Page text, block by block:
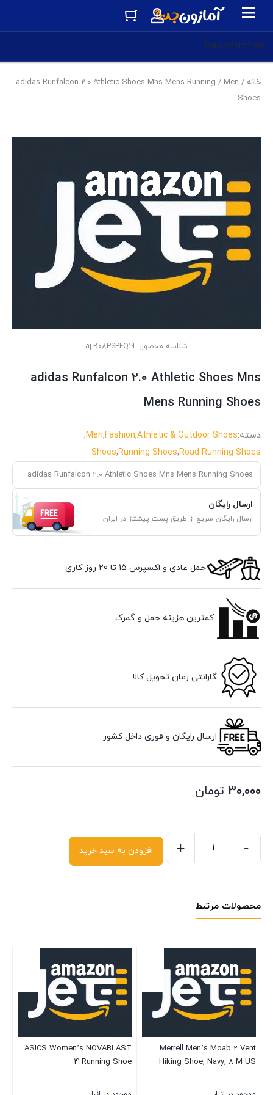
[eas-searchtop]
خانه /
Men
/ adidas Runfalcon 2.0 Athletic Shoes Mns Mens Running
Shoes
شناسه محصول: aj-B08PSPFQ19
adidas Runfalcon 2.0 Athletic Shoes Mns
Mens Running Shoes
دسته:Athletic & Outdoor Shoes
,
Fashion
,
Men
,
Road Running Shoes
,
Running Shoes
,
Shoes
adidas Runfalcon 2.0 Athletic Shoes Mns Mens Running Shoes
ارسال رایگان
ارسال رایگان سریع از طریق پست پیشتاز در ایران
حمل عادی و اکسپرس 15 تا 20 روز کاری
کمترین هزینه حمل و گمرک
گارانتی زمان تحویل کالا
ارسال رایگان و فوری داخل کشور
۳۰,۰۰۰ تومان
-
+ افزودن به سبد خرید
محصولات مرتبط
Merrell Men’s Moab 2 Vent
Hiking Shoe, Navy, 8 M US
ASICS Women’s NOVABLAST
4 Running Shoe